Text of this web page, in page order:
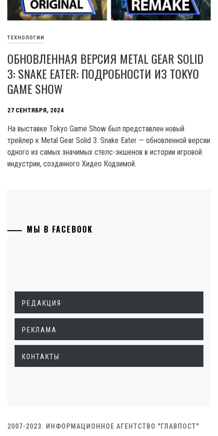
ТЕХНОЛОГИИ
ОБНОВЛЕННАЯ ВЕРСИЯ METAL GEAR SOLID
3: SNAKE EATER: ПОДРОБНОСТИ ИЗ TOKYO
GAME SHOW
27 СЕНТЯБРЯ, 2024
На выставке Tokyo Game Show был представлен новый
трейлер к Metal Gear Solid 3: Snake Eater — обновленной версии
одного из самых значимых стелс-экшенов в истории игровой
индустрии, созданного Хидео Кодзимой.
МЫ В FACEBOOK
РЕДАКЦИЯ
РЕКЛАМА
КОНТАКТЫ
2007-2023. ИНФОРМАЦИОННОЕ АГЕНТСТВО "ГЛАВПОСТ"